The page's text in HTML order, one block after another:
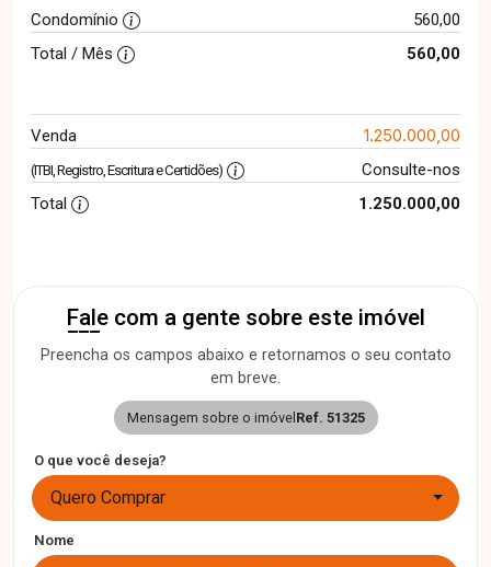
Condomínio
560,00
Total / Mês
560,00
Venda 1.250.000,00
(ITBI, Registro, Escritura e Certidões)
Consulte-nos
Total
1.250.000,00
Fale com a gente sobre este imóvel
Preencha os campos abaixo e retornamos o seu contato
em breve.
Mensagem sobre o imóvel Ref. 51325
O que você deseja?
Quero Comprar
Nome